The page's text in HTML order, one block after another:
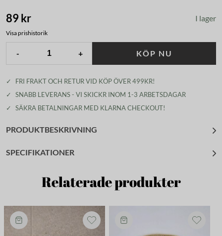
89 kr I lager
Visa prishistorik
- + KÖP NU
✓
FRI FRAKT OCH RETUR VID KÖP ÖVER 499KR!
✓
SNABB LEVERANS - VI SKICKR INOM 1-3 ARBETSDAGAR
✓
SÄKRA BETALNINGAR MED KLARNA CHECKOUT!
PRODUKTBESKRIVNING
SPECIFIKATIONER
Relaterade produkter